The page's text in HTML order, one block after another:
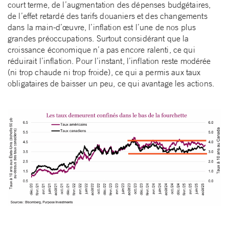
court terme, de l’augmentation des dépenses budgétaires,
de l’effet retardé des tarifs douaniers et des changements
dans la main-d’œuvre, l’inflation est l’une de nos plus
grandes préoccupations. Surtout considérant que la
croissance économique n’a pas encore ralenti, ce qui
réduirait l’inflation. Pour l’instant, l’inflation reste modérée
(ni trop chaude ni trop froide), ce qui a permis aux taux
obligataires de baisser un peu, ce qui avantage les actions.